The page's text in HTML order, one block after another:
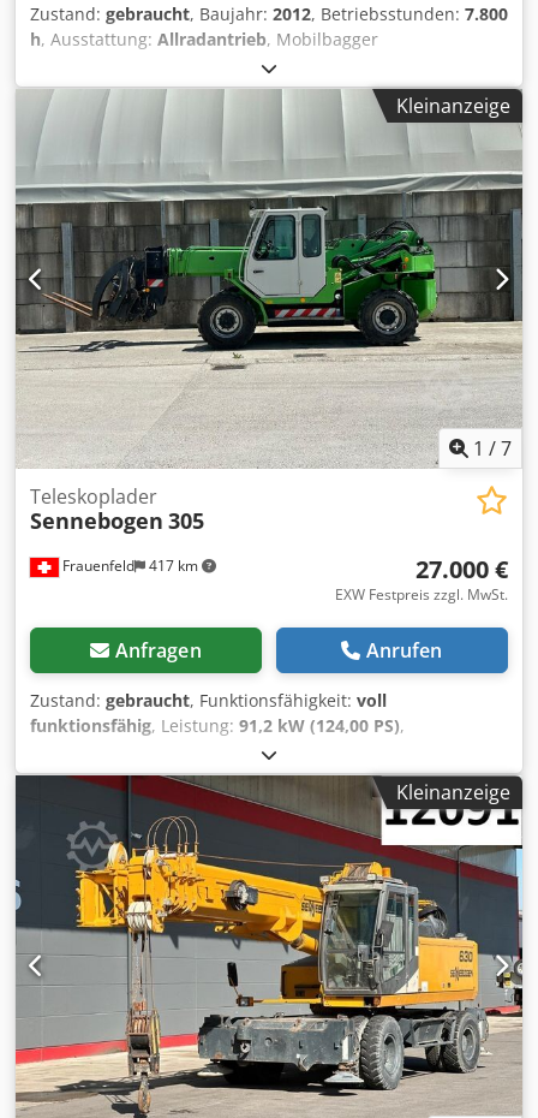
Zustand: gebraucht, Baujahr: 2012, Betriebsstunden: 7.800
h, Ausstattung: Allradantrieb, Mobilbagger
(Sägebogen/Umschlagbagger) 818 Dwsdpfjyx R H Sex
Agusa Technische Grunddaten (Sennebogen 818 ? Baujahr
um 2012) * Maschinentyp: Mobilbagger * Einsatzgewicht: *
ca. 16,9 t (818 M) * Motor & Leistung * Motorhersteller:
Cummins * Motortyp: QSB4.5 * Leistung: ca. 97 kW (? 132
PS) * Fahrgeschwindigkeit: bis ca. 20 km/h * Reichweite: *
ca. 9 m (M-Version) * Abstützung: 4-Punkt * Anbaugeräte:
* Holzgreifer * Kabine: hydraulisch hochfahrbar die
Maschine befindet sich optisch in einem guten Zustand
allerdings wegen langer Standzeit springt der Motor nicht
an. Ursache ist unbekannt
Kleinanzeige
1 /7
Frauenfeld 417 km
Teleskoplader
Sennebogen 305
27.000 €
EXW Festpreis zzgl. MwSt.
Anfragen Anrufen
Zustand: gebraucht, Funktionsfähigkeit: voll
funktionsfähig, Leistung: 91,2 kW (124,00 PS),
, Kraftstofftyp:
Kraftstofftankvolumen:200 l, Hubkraft:5.000 kg/m,
7.300 mm , Reifenzustand: 60 %, Achsen-
Konfiguration: 4x4, Anzahl der Sitzplätze:
, Masttyp:
Mono, Baujahr:2008, Betriebsstunden:3.850 h,
Maschinen-/Fahrzeugnummer:305.0.405, Ausstattung:
Allradantrieb, Kabine, Klimaanlage, Palettengabeln
Angebot – Teleskoplader Sennebogen 305C Wir bieten
Ihnen folgenden gebrauchten Teleskoplader zum Verkauf
an: Dwsdszfhbkjpfx Aguja Marke / Modell: Sennebogen
305C Baujahr: 2008 Betriebsstunden: ca. 3850 h Kabine
Hochfahrbar 4m Zustand: Gebraucht, funktionsfähig
Ausstattung: Palettengabel Flötzinger HGZ 1.6mm 5000kg
Weitere Informationen, Fotos oder eine Besichtigung vor
Ort stellen wir Ihnen gerne auf Anfrage zur Verfügung.
Kleinanzeige